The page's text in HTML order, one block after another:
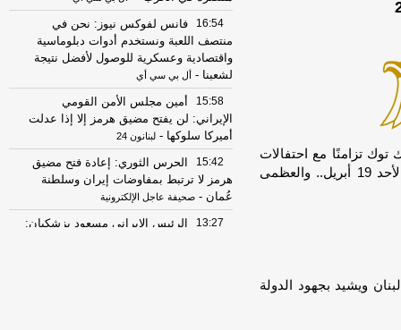
تزامنًا مع احتفالات
تحرير سيناء - الأرصاد تُحذر من تقلبات جوية وأمطار الأحد 19 أبريل.. والعظمى
ويشيد بجهود الدولة
16:54
فانس لفوكس نيوز: نحن في
منتصف اللعبة ونستخدم أدوات دبلوماسية
واقتصادية وعسكرية للوصول لأفضل نتيجة
لشعبنا - أل بي سي أي
15:58
أمين مجلس الأمن القومي
الإيراني: لن يفتح مضيق هرمز إلا إذا عدلت
أميركا سلوكها - لبنانون 24
15:42
الحرس الثوري: إعادة فتح مضيق
هرمز لا ترتبط بمفاوضات إيران وسلطنة
عُمان - صحيفة عاجل الإلكترونية
13:27
الرئيس الإيراني مسعود بزشكيان: